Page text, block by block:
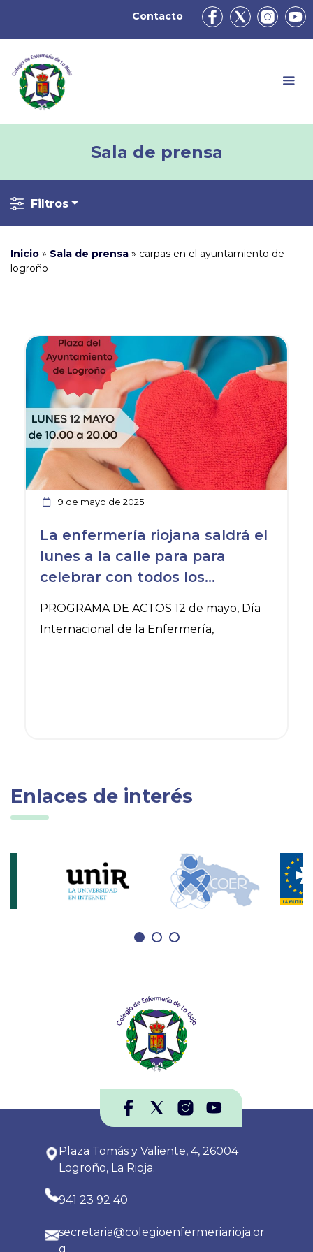
Contacto
Sala de prensa
Filtros
Inicio » Sala de prensa » carpas en el ayuntamiento de
logroño
9 de mayo de 2025
La enfermería riojana saldrá el
lunes a la calle para para
celebrar con todos los
PROGRAMA DE ACTOS 12 de mayo, Día
Internacional de la Enfermería,
Ver noticia
Enlaces de interés
Plaza Tomás y Valiente, 4, 26004
Logroño, La Rioja.
941 23 92 40
secretaria@colegioenfermeriarioja.or
g